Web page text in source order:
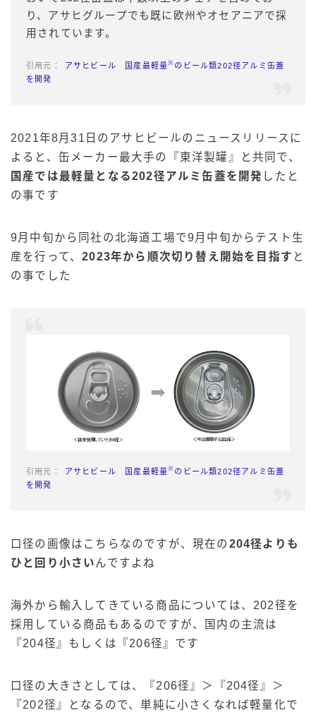
り、アサヒグループでも既に欧州やオセアニアで採
用されています。
アサヒビール 国産最軽量※ のビール類202径アルミ缶蓋
を開発
2021年8月31日のアサヒビールのニュースリリースに
よると、缶メーカー最大手の『東洋製罐』と共同で、
国産では最軽量となる202径アルミ缶蓋を開発 したと
の事です
9月中旬から同社の北海道工場で9月中旬からテスト生
産を行って、2023年から順次切り替え開始を目指す と
の事でした
アサヒビール 国産最軽量※ のビール類202径アルミ缶蓋
を開発
口径の画像はこちらなのですが、現在の 204径よりも
ひと回り小さい んですよね
海外から輸入してきている商品については、202径を
採用している商品もあるのですが、国内の主流は
『204径』もしくは『206径』です
口径の大きさとしては、『206径』＞『204径』＞
『202径』となるので、単純に小さくなれば軽量化で